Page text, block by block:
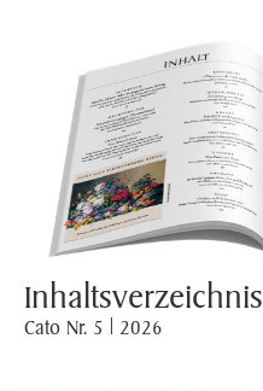
Inhaltsverzeichnis
Cato Nr. 5 | 2026